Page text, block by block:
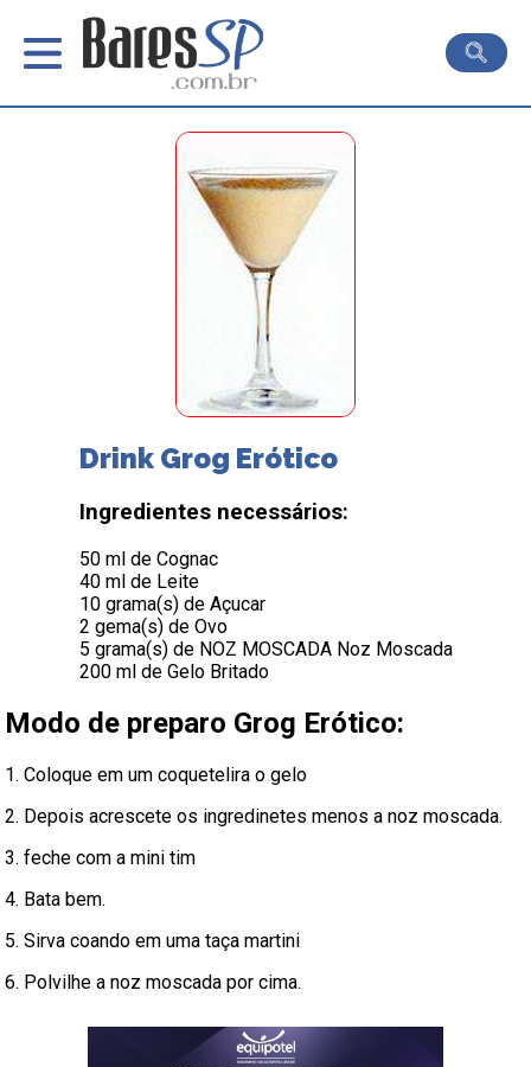
Drink Grog Erótico
Ingredientes necessários:
50 ml de Cognac
40 ml de Leite
10 grama(s) de Açucar
2 gema(s) de Ovo
5 grama(s) de NOZ MOSCADA Noz Moscada
200 ml de Gelo Britado
Modo de preparo Grog Erótico:
1. Coloque em um coquetelira o gelo
2. Depois acrescete os ingredinetes menos a noz moscada.
3. feche com a mini tim
4. Bata bem.
5. Sirva coando em uma taça martini
6. Polvilhe a noz moscada por cima.